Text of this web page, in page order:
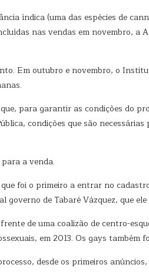
índica (uma das espécies de
nas vendas em novembro,
Em outubro e novembro, o
para garantir as condições do
condições que são
a venda.
foi o primeiro a entrar no
de Tabaré Vázquez, que
de uma coalizão de centro-
em 2013. Os gays também
desde os primeiros